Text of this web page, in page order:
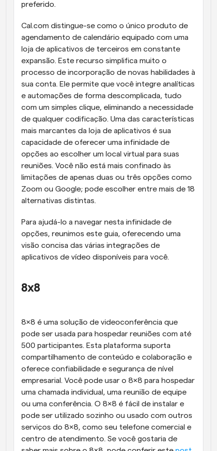
preferido.
Cal.com distingue-se como o único produto de
agendamento de calendário equipado com uma
loja de aplicativos de terceiros em constante
expansão. Este recurso simplifica muito o
processo de incorporação de novas habilidades à
sua conta. Ele permite que você integre analíticas
e automações de forma descomplicada, tudo
com um simples clique, eliminando a necessidade
de qualquer codificação. Uma das características
mais marcantes da loja de aplicativos é sua
capacidade de oferecer uma infinidade de
opções ao escolher um local virtual para suas
reuniões. Você não está mais confinado às
limitações de apenas duas ou três opções como
Zoom ou Google; pode escolher entre mais de 18
alternativas distintas.
Para ajudá-lo a navegar nesta infinidade de
opções, reunimos este guia, oferecendo uma
visão concisa das várias integrações de
aplicativos de vídeo disponíveis para você.
8x8
8x8 é uma solução de videoconferência que
pode ser usada para hospedar reuniões com até
500 participantes. Esta plataforma suporta
compartilhamento de conteúdo e colaboração e
oferece confiabilidade e segurança de nível
empresarial. Você pode usar o 8x8 para hospedar
uma chamada individual, uma reunião de equipe
ou uma conferência. O 8x8 é fácil de instalar e
pode ser utilizado sozinho ou usado com outros
serviços do 8x8, como seu telefone comercial e
centro de atendimento. Se você gostaria de